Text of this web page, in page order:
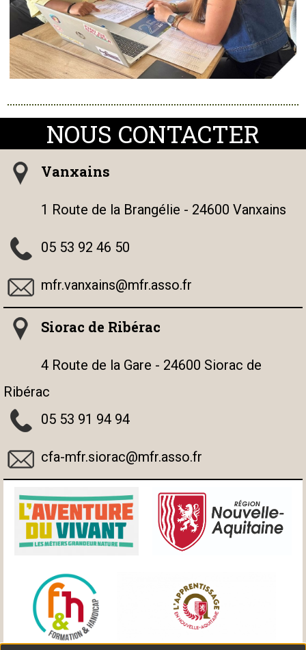
Vanxains
1 Route de la Brangélie - 24600 Vanxains
05 53 92 46 50
mfr.vanxains@mfr.asso.fr
Siorac de Ribérac
4 Route de la Gare - 24600 Siorac de
Ribérac
05 53 91 94 94
cfa-mfr.siorac@mfr.asso.fr